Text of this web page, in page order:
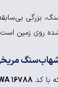
بزرگی
روی زمین
با کد 16788